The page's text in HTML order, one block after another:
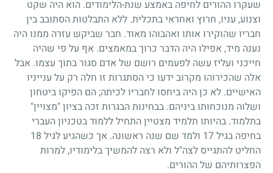
שעקרו ההורים לחיפה באמצע שנת-הלימודים. הוא היה שקט
וצנוע, עניו, חרוץ ואחראי בתכלית. ללא התבלטות הסתובב בין
חבריו שהוקירו אותו ואהבוהו מאוד. חבר שביקש עזרה ממנו היה
נענה מיד, אפילו היה הדבר כרוך במאמצים. אף על פי שהיה
חייכני ועליז עשה לפעמים רושם של אדם סגור בתוך עצמו. אבל
אלה שהכירוהו מקרוב ידעו כי הסתגרות זו חלה רק על ענייניו
האישיים. לא כן היה ביחסו לחבריו לכיתה; הם הפיקו ביטחון
ושלוה מנוכחותו ביניהם. בבחינות הבגרות זכה בציון "מצויין"
בתלמוד. בהיותו תלמיד מצטיין התחיל ללמוד בטכניון העברי
בחיפה בגיל17 ולמד שם שנה ראשונה. אך כשהגיע לגיל 18
החליט להתגייס לצה"ל ולא רצה להמשיך בלימודיו, למרות
הפצרותיהם של ההורים.